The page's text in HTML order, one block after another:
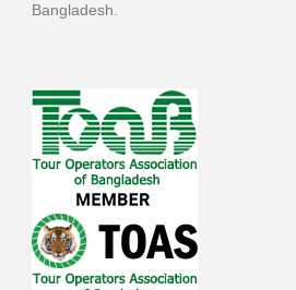
Bangladesh.